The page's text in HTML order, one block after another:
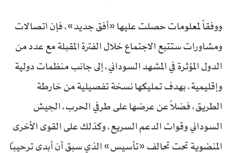
ووفقاً لمعلومات حصلت عليها «أفق جديد»، فإن اتصالات
ومشاورات ستتبع الاجتماع خلال الفترة المقبلة مع عدد من
الدول المؤثرة في المشهد السوداني، إلى جانب منظمات دولية
وإقليمية، بهدف تمليكها نسخة تفصيلية من خارطة
الطريق، فضلاً عن عرضها على طرفي الحرب، الجيش
السوداني وقوات الدعم السريع، وكذلك على القوى الأخرى
المنضوية تحت تحالف «تأسيس» الذي سبق أن أبدى ترحيباً